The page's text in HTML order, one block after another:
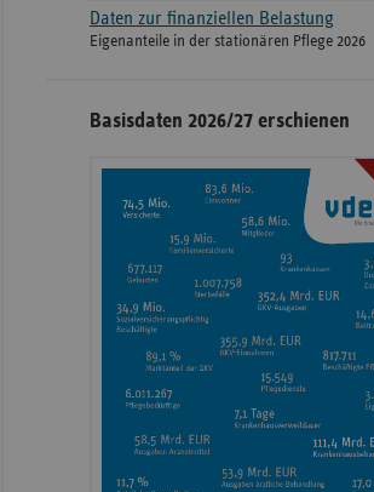
Daten zur finanziellen Belastung
Eigenanteile in der stationären Pflege 2026
Basisdaten 2026/27 erschienen